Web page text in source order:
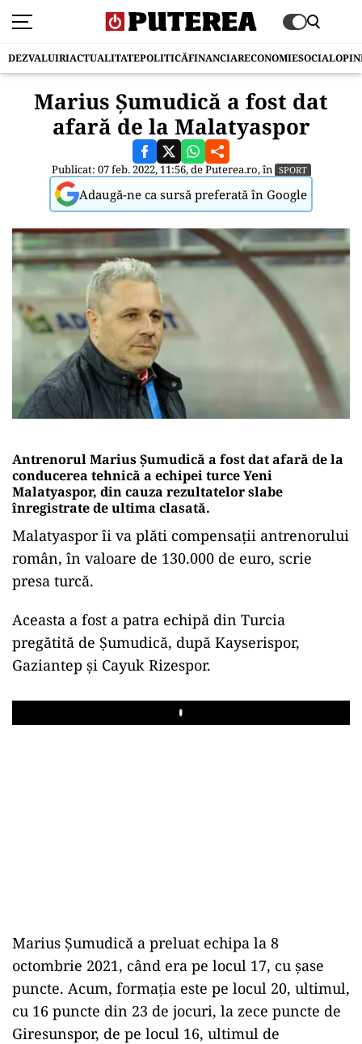
DEZVALUIRIACTUALITATEPOLITICĂFINANCIARECONOMIESOCIAL
Marius Şumudică a fost dat
afară de la Malatyaspor
Publicat: 07 feb. 2022, 11:56, dePuterea.ro, în SPORT
Adaugă-ne ca sursă preferată în Google
Antrenorul Marius Şumudică a fost dat afară de la
conducerea tehnică a echipei turce Yeni
Malatyaspor, din cauza rezultatelor slabe
înregistrate de ultima clasată.
Malatyaspor îi va plăti compensaţii antrenorului
român, în valoare de 130.000 de euro, scrie
presa turcă.
Aceasta a fost a patra echipă din Turcia
pregătită de Şumudică, după Kayserispor,
Gaziantep şi Cayuk Rizespor.
Play
Marius Şumudică a preluat echipa la 8
octombrie 2021, când era pe locul 17, cu şase
puncte. Acum, formaţia este pe locul 20, ultimul,
cu 16 puncte din 23 de jocuri, la zece puncte de
Giresunspor, de pe locul 16, ultimul de